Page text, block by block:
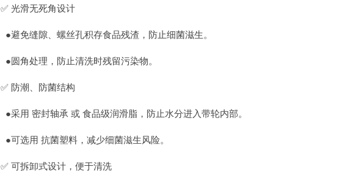
✅ 光滑无死角设计
●避免缝隙、螺丝孔积存食品残渣，防止细菌滋生。
●圆角处理，防止清洗时残留污染物。
✅ 防潮、防菌结构
●采用 密封轴承 或 食品级润滑脂，防止水分进入带轮内部。
●可选用 抗菌塑料，减少细菌滋生风险。
✅ 可拆卸式设计，便于清洗